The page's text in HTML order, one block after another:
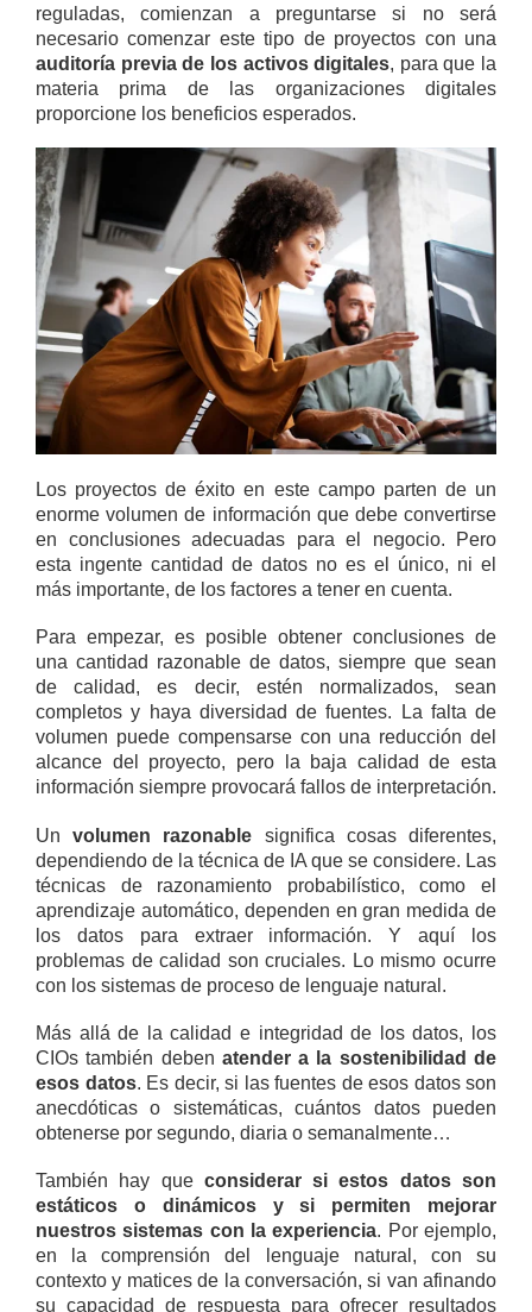
reguladas, comienzan a preguntarse si no será
necesario comenzar este tipo de proyectos con una
auditoría previa de los activos digitales, para que la
materia prima de las organizaciones digitales
proporcione los beneficios esperados.
Los proyectos de éxito en este campo parten de un
enorme volumen de información que debe convertirse
en conclusiones adecuadas para el negocio. Pero
esta ingente cantidad de datos no es el único, ni el
más importante, de los factores a tener en cuenta.
Para empezar, es posible obtener conclusiones de
una cantidad razonable de datos, siempre que sean
de calidad, es decir, estén normalizados, sean
completos y haya diversidad de fuentes. La falta de
volumen puede compensarse con una reducción del
alcance del proyecto, pero la baja calidad de esta
información siempre provocará fallos de interpretación.
Unvolumen razonable significa cosas diferentes,
dependiendo de la técnica de IA que se considere. Las
técnicas de razonamiento probabilístico, como el
aprendizaje automático, dependen en gran medida de
los datos para extraer información. Y aquí los
problemas de calidad son cruciales. Lo mismo ocurre
con los sistemas de proceso de lenguaje natural.
Más allá de la calidad e integridad de los datos, los
CIOs también deben atender a la sostenibilidad de
esos datos. Es decir, si las fuentes de esos datos son
anecdóticas o sistemáticas, cuántos datos pueden
obtenerse por segundo, diaria o semanalmente…
También hay que considerar si estos datos son
estáticos o dinámicos
y si permiten mejorar
nuestros sistemas con la experiencia. Por ejemplo,
en la comprensión del lenguaje natural, con su
contexto y matices de la conversación, si van afinando
su capacidad de respuesta para ofrecer resultados